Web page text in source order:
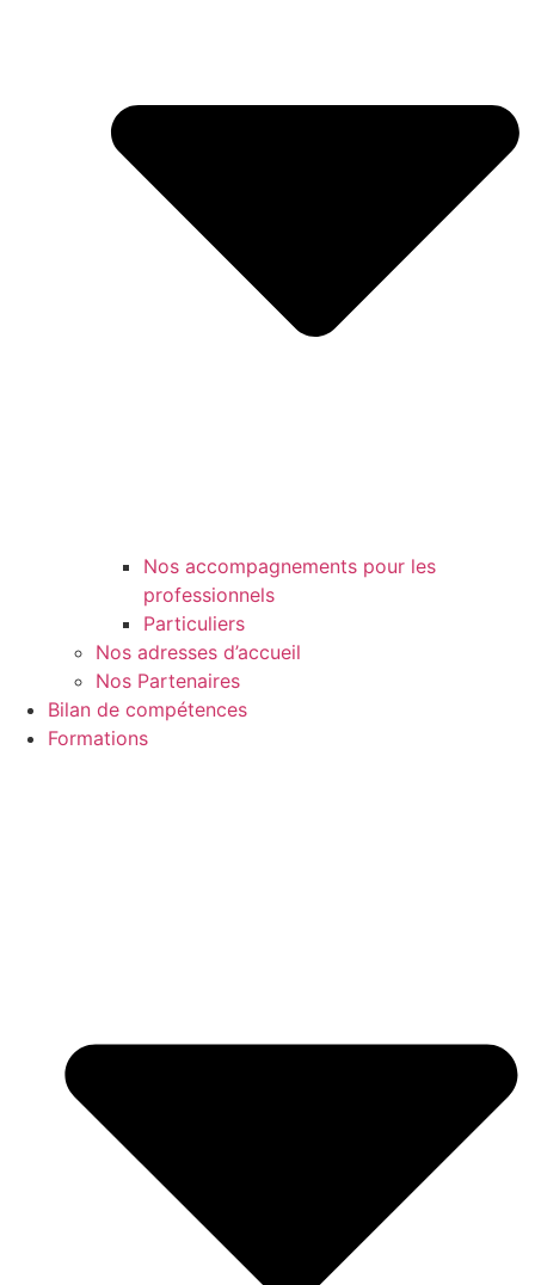
Nos accompagnements pour les
professionnels
Particuliers
Nos adresses d’accueil
Nos Partenaires
Bilan de compétences
Formations